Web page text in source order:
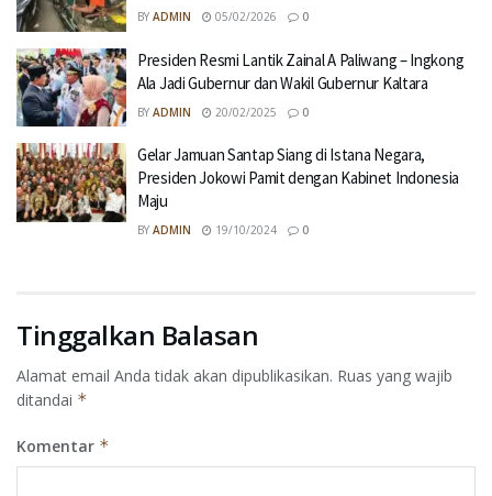
BY ADMIN 05/02/2026 0
Presiden Resmi Lantik Zainal A Paliwang – Ingkong
Ala Jadi Gubernur dan Wakil Gubernur Kaltara
BY ADMIN 20/02/2025 0
Gelar Jamuan Santap Siang di Istana Negara,
Presiden Jokowi Pamit dengan Kabinet Indonesia
Maju
BY ADMIN 19/10/2024 0
Tinggalkan Balasan
Alamat email Anda tidak akan dipublikasikan. Ruas yang wajib
ditandai *
Komentar *